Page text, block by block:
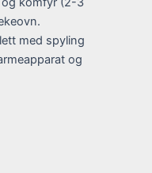
med spyling
og